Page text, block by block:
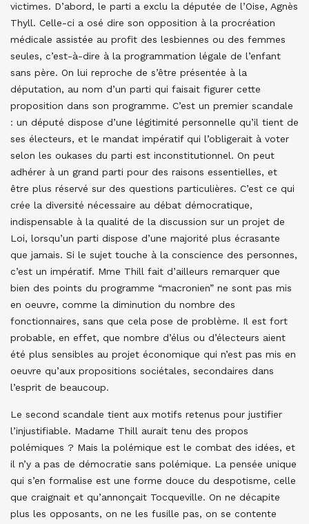
victimes. D’abord, le parti a exclu la députée de l’Oise, Agnès
Thyll. Celle-ci a osé dire son opposition à la procréation
médicale assistée au profit des lesbiennes ou des femmes
seules, c’est-à-dire à la programmation légale de l’enfant
sans père. On lui reproche de s’être présentée à la
députation, au nom d’un parti qui faisait figurer cette
proposition dans son programme. C’est un premier scandale
: un député dispose d’une légitimité personnelle qu’il tient de
ses électeurs, et le mandat impératif qui l’obligerait à voter
selon les oukases du parti est inconstitutionnel. On peut
adhérer à un grand parti pour des raisons essentielles, et
être plus réservé sur des questions particulières. C’est ce qui
crée la diversité nécessaire au débat démocratique,
indispensable à la qualité de la discussion sur un projet de
Loi, lorsqu’un parti dispose d’une majorité plus écrasante
que jamais. Si le sujet touche à la conscience des personnes,
c’est un impératif. Mme Thill fait d’ailleurs remarquer que
bien des points du programme “macronien” ne sont pas mis
en oeuvre, comme la diminution du nombre des
fonctionnaires, sans que cela pose de problème. Il est fort
probable, en effet, que nombre d’élus ou d’électeurs aient
été plus sensibles au projet économique qui n’est pas mis en
oeuvre qu’aux propositions sociétales, secondaires dans
l’esprit de beaucoup.
Le second scandale tient aux motifs retenus pour justifier
l’injustifiable. Madame Thill aurait tenu des propos
polémiques ? Mais la polémique est le combat des idées, et
il n’y a pas de démocratie sans polémique. La pensée unique
qui s’en formalise est une forme douce du despotisme, celle
que craignait et qu’annonçait Tocqueville. On ne décapite
plus les opposants, on ne les fusille pas, on se contente